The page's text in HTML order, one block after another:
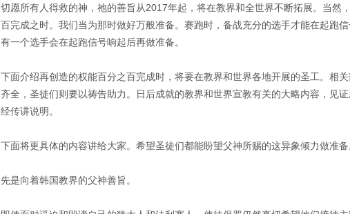
切愿所有人得救的神，祂的善旨从2017年起，将在教界和全世界不断拓展。当然
百完成之时。我们当为那时做好万般准备。赛跑时，备战充分的选手才能在起跑
有一个选手会在起跑信号响起后再做准备。
下面介绍再创造的权能百分之百完成时，将要在教界和世界各地开展的圣工。相
齐全，圣徒们则要以祷告助力。日后成就的教界和世界宣教有关的大略内容，见
经传讲说明。
下面将更具体的内容讲给大家。希望圣徒们都能盼望父神所赐的这异象倾力做准备
先是向着韩国教界的父神善旨。